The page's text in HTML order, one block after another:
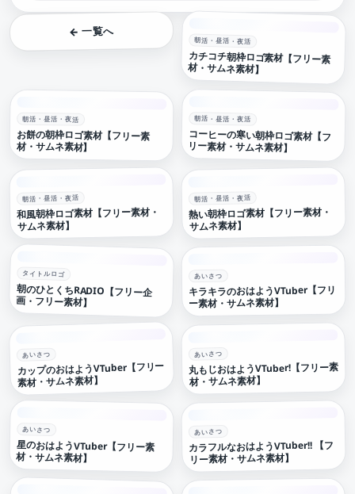
← 一覧へ
朝活・昼活・夜活
カチコチ朝枠ロゴ素材【フリー素
材・サムネ素材】
朝活・昼活・夜活
お餅の朝枠ロゴ素材【フリー素
材・サムネ素材】
朝活・昼活・夜活
コーヒーの寒い朝枠ロゴ素材【フ
リー素材・サムネ素材】
朝活・昼活・夜活
和風朝枠ロゴ素材【フリー素材・
サムネ素材】
朝活・昼活・夜活
熱い朝枠ロゴ素材【フリー素材・
サムネ素材】
タイトルロゴ
朝のひとくちRADIO【フリー企
画・フリー素材】
あいさつ
キラキラのおはようVTuber【フリ
ー素材・サムネ素材】
あいさつ
カップのおはようVTuber【フリー
素材・サムネ素材】
あいさつ
丸もじおはようVTuber!【フリー素
材・サムネ素材】
あいさつ
星のおはようVTuber【フリー素
材・サムネ素材】
あいさつ
カラフルなおはようVTuber!! 【フ
リー素材・サムネ素材】